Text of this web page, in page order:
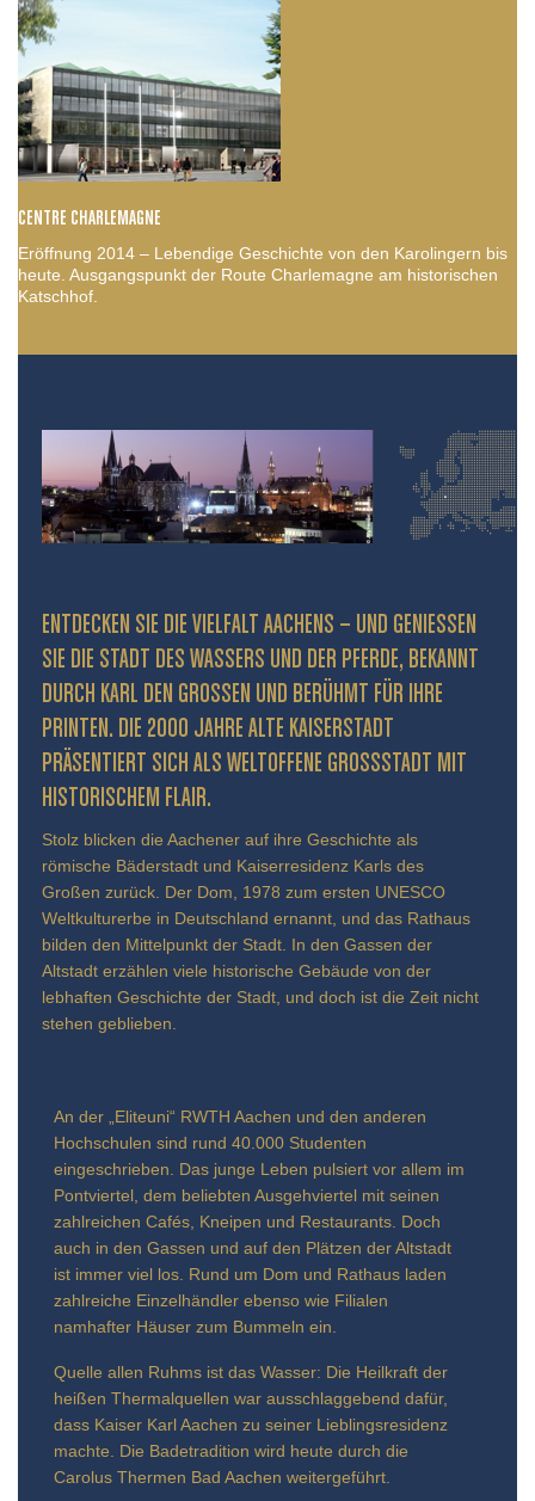
CENTRE CHARLEMAGNE
Eröffnung 2014 – Lebendige Geschichte von den Karolingern bis
heute. Ausgangspunkt der Route Charlemagne am historischen
Katschhof.
ENTDECKEN SIE DIE VIELFALT AACHENS – UND GENIESSEN S
IE DIE STADT DES WASSERS UND DER PFERDE, BEKANNT D
URCH KARL DEN GROSSEN UND BERÜHMT FÜR IHRE PR
INTEN. DIE 2000 JAHRE ALTE KAISERSTADT PR
ÄSENTIERT SICH ALS WELTOFFENE GROSSSTADT MIT HIS
TORISCHEM FLAIR.
Stolz blicken die Aachener auf ihre Geschichte als
römische Bäderstadt und Kaiserresidenz Karls des
Großen zurück. Der Dom, 1978 zum ersten UNESCO
Weltkulturerbe in Deutschland ernannt, und das Rathaus
bilden den Mittelpunkt der Stadt. In den Gassen der
Altstadt erzählen viele historische Gebäude von der
lebhaften Geschichte der Stadt, und doch ist die Zeit nicht
stehen geblieben.
An der „Eliteuni“ RWTH Aachen und den anderen
Hochschulen sind rund 40.000 Studenten
eingeschrieben. Das junge Leben pulsiert vor allem im
Pontviertel, dem beliebten Ausgehviertel mit seinen
zahlreichen Cafés, Kneipen und Restaurants. Doch
auch in den Gassen und auf den Plätzen der Altstadt
ist immer viel los. Rund um Dom und Rathaus laden
zahlreiche Einzelhändler ebenso wie Filialen
namhafter Häuser zum Bummeln ein.
Quelle allen Ruhms ist das Wasser: Die Heilkraft der
heißen Thermalquellen war ausschlaggebend dafür,
dass Kaiser Karl Aachen zu seiner Lieblingsresidenz
machte. Die Badetradition wird heute durch die
Carolus Thermen Bad Aachen weitergeführt.